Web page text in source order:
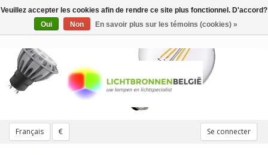
Français € Se connecter
Toggle
navigation
Veuillez accepter les cookies afin de rendre ce site plus fonctionnel. D'accord?
Oui
Non En savoir plus sur les témoins (cookies) »